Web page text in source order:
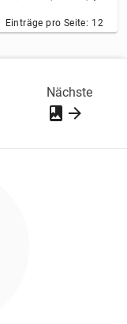
Einträge pro Seite: 12
Nächste